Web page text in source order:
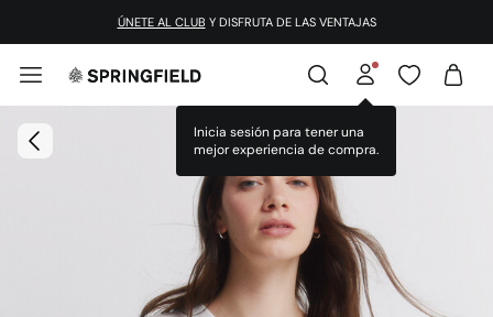
ÚNETE AL CLUB Y DISFRUTA DE LAS VENTAJAS
Inicia sesión para tener una
mejor experiencia de compra.